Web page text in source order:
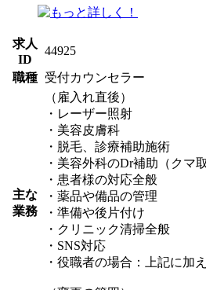
求人
ID
44925
職種 受付カウンセラー
主な
業務
（雇入れ直後）
・レーザー照射
・美容皮膚科
・脱毛、診療補助施術
・美容外科のDr補助（クマ
・患者様の対応全般
・薬品や備品の管理
・準備や後片付け
・クリニック清掃全般
・SNS対応
・役職者の場合：上記に加